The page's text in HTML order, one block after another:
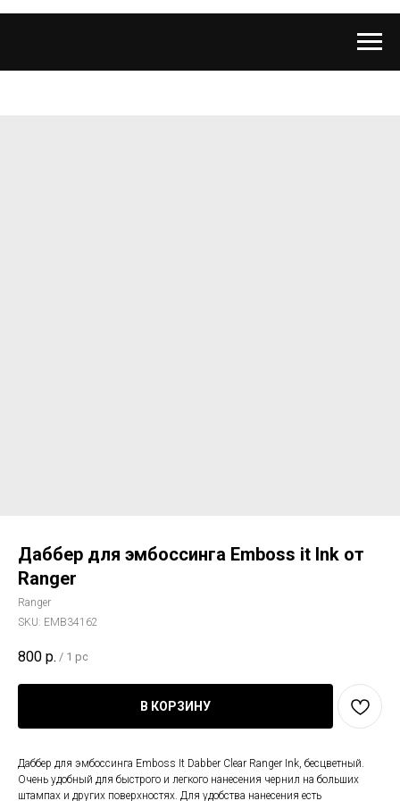
Даббер для эмбоссинга Emboss it Ink от
Ranger
Ranger
SKU: EMB34162
800 р. / 1 pc
В КОРЗИНУ
Даббер для эмбоссинга Emboss It Dabber Clear Ranger Ink, бесцветный.
Очень удобный для быстрого и легкого нанесения чернил на больших
штампах и других поверхностях. Для удобства нанесения есть